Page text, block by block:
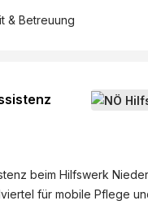
& Betreuung
beim Hilfswerk
für mobile Pflege